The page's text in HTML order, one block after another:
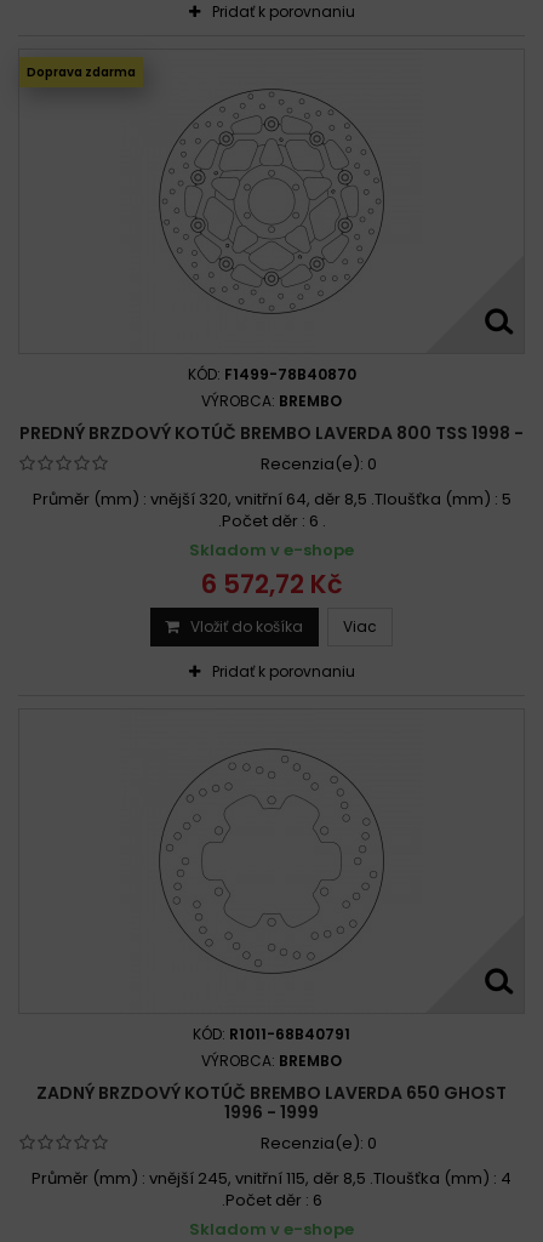
Pridať k porovnaniu
Doprava zdarma
KÓD: F1499-78B40870
VÝROBCA: BREMBO
PREDNÝ BRZDOVÝ KOTÚČ BREMBO LAVERDA 800 TSS 1998 -
Recenzia(e): 0
Průměr (mm) : vnější 320, vnitřní 64, děr 8,5 .Tloušťka (mm) : 5
.Počet děr : 6 .
Skladom v e-shope
6 572,72 Kč
Vložiť do košíka Viac
Pridať k porovnaniu
KÓD: R1011-68B40791
VÝROBCA: BREMBO
ZADNÝ BRZDOVÝ KOTÚČ BREMBO LAVERDA 650 GHOST
1996 - 1999
Recenzia(e): 0
Průměr (mm) : vnější 245, vnitřní 115, děr 8,5 .Tloušťka (mm) : 4
.Počet děr : 6
Skladom v e-shope